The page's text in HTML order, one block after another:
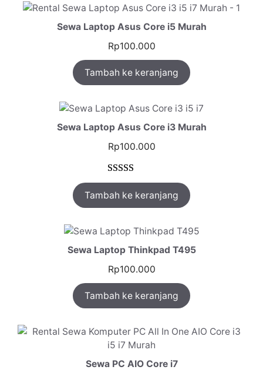
Sewa Laptop Asus Core i5 Murah
Rp100.000
Tambah ke keranjang
Sewa Laptop Asus Core i3 Murah
Rp100.000
Peringkat
5.00dari 5
berdasarkan
1
penilaian
Tambah ke keranjang
Sewa Laptop Thinkpad T495
Rp100.000
Tambah ke keranjang
Sewa PC AIO Core i7